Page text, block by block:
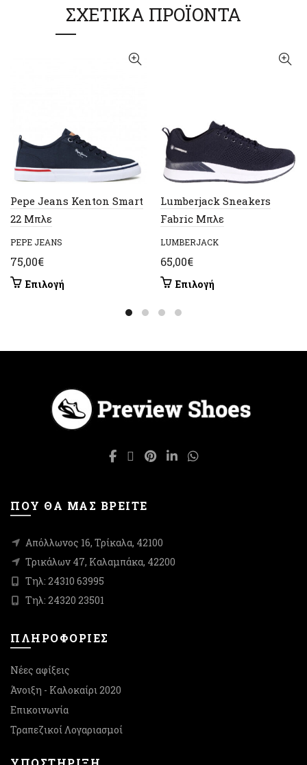
ΣΧΕΤΙΚΆ ΠΡΟΪΌΝΤΑ
Pepe Jeans Kenton Smart
22 Μπλε
PEPE JEANS
75,00€
Επιλογή
επιλογές
μπορούν
να
επιλεγούν
Lumberjack Sneakers
Fabric Μπλε
LUMBERJACK
65,00€
Επιλογή
μπορούν
να
ΠΟΥ ΘΑ ΜΑΣ ΒΡΕΙΤΕ
Απόλλωνος 16, Τρίκαλα, 42100
Τρικάλων 47, Καλαμπάκα, 42200
Τηλ: 24310 63995
Τηλ: 24320 23501
ΠΛΗΡΟΦΟΡΙΕΣ
Νέες αφίξεις
Άνοιξη - Καλοκαίρι 2020
Επικοινωνία
Τραπεζικοί Λογαριασμοί